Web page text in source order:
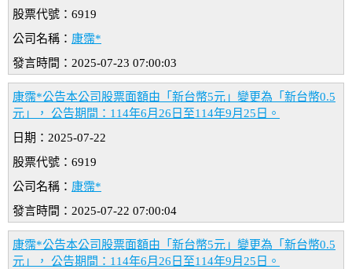
股票代號：6919
公司名稱： 康霈*
發言時間：2025-07-23 07:00:03
康霈*公告本公司股票面額由「新台幣5元」變更為「新台幣0.5
元」， 公告期間：114年6月26日至114年9月25日。
日期：2025-07-22
股票代號：6919
公司名稱： 康霈*
發言時間：2025-07-22 07:00:04
康霈*公告本公司股票面額由「新台幣5元」變更為「新台幣0.5
元」， 公告期間：114年6月26日至114年9月25日。